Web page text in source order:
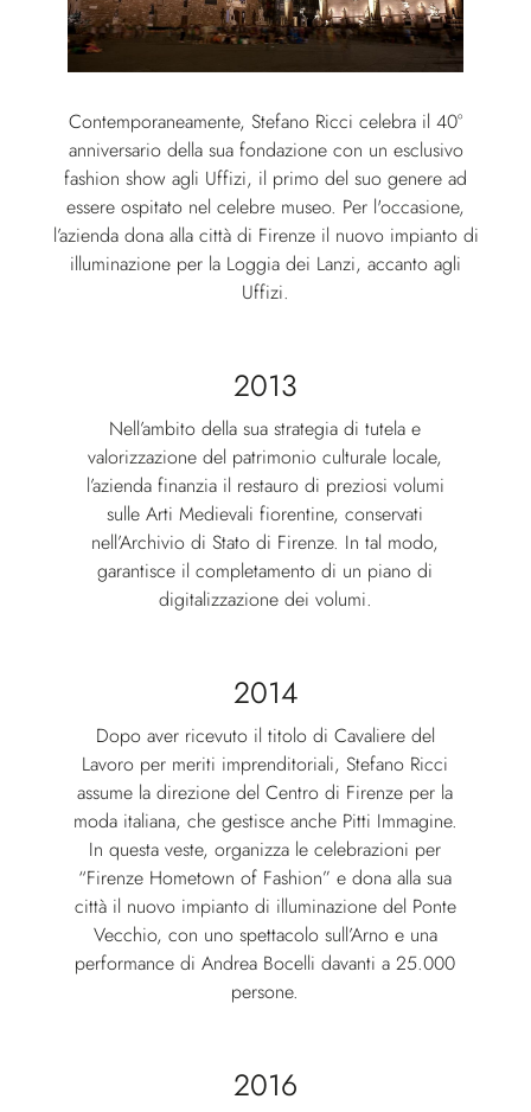
Contemporaneamente, Stefano Ricci celebra il 40°
anniversario della sua fondazione con un esclusivo
fashion show agli Uffizi, il primo del suo genere ad
essere ospitato nel celebre museo. Per l'occasione,
l’azienda dona alla città di Firenze il nuovo impianto di
illuminazione per la Loggia dei Lanzi, accanto agli
Uffizi.
2013
Nell’ambito della sua strategia di tutela e
valorizzazione del patrimonio culturale locale,
l’azienda finanzia il restauro di preziosi volumi
sulle Arti Medievali fiorentine, conservati
nell’Archivio di Stato di Firenze. In tal modo,
garantisce il completamento di un piano di
digitalizzazione dei volumi.
2014
Dopo aver ricevuto il titolo di Cavaliere del
Lavoro per meriti imprenditoriali, Stefano Ricci
assume la direzione del Centro di Firenze per la
moda italiana, che gestisce anche Pitti Immagine.
In questa veste, organizza le celebrazioni per
“Firenze Hometown of Fashion” e dona alla sua
città il nuovo impianto di illuminazione del Ponte
Vecchio, con uno spettacolo sull’Arno e una
performance di Andrea Bocelli davanti a 25.000
persone.
2016